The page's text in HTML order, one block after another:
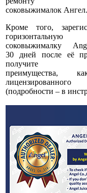
соковыжималок Ангел.
Кроме того,
горизонтальную
соковыжималку
30 дней после её
получите
преимущества,
(подробности – в